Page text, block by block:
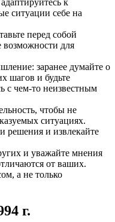
к
ситуации себе на
перед собой
для
заранее думайте о
шагов и будьте
с чем-то неизвестным
чтобы не
ситуациях.
решения и извлекайте
и уважайте мнения
от ваших.
а не только
г.